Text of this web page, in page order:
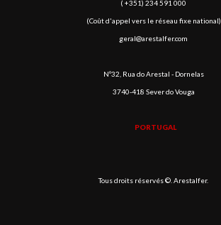
( +351) 234 591 000
(Coût d'appel vers le réseau fixe national)
geral@arestalfer.com
Nº32, Rua do Arestal - Dornelas
3740-418 Sever do Vouga
PORTUGAL
Tous droits réservés ©. Arestalfer.